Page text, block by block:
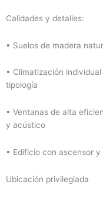
Calidades y detalles:
• Suelos de madera
• Climatización
tipología
• Ventanas de alta
y acústico
• Edificio con ascensor
Ubicación privilegiada